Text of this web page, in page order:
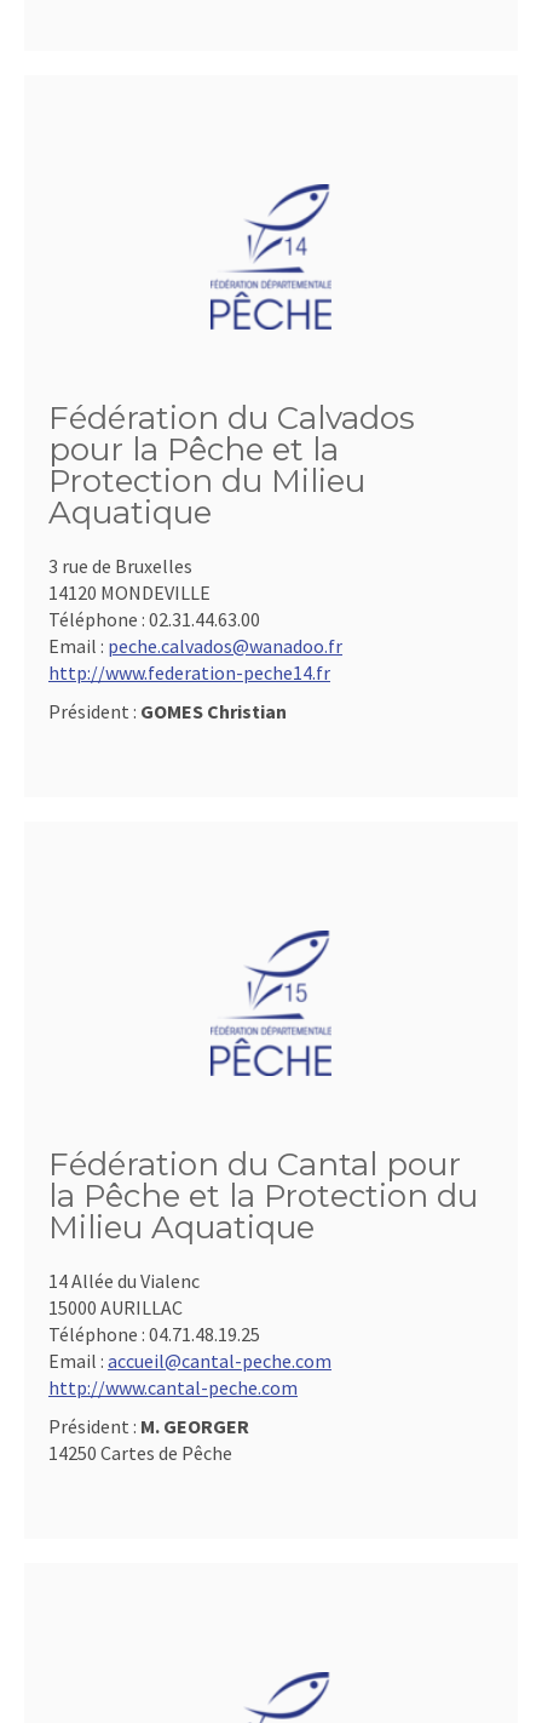
Fédération du Calvados
pour la Pêche et la
Protection du Milieu
Aquatique
3 rue de Bruxelles
14120 MONDEVILLE
Téléphone : 02.31.44.63.00
Email : peche.calvados@wanadoo.fr
http://www.federation-peche14.fr
Président : GOMES Christian
Fédération du Cantal pour
la Pêche et la Protection du
Milieu Aquatique
14 Allée du Vialenc
15000 AURILLAC
Téléphone : 04.71.48.19.25
Email : accueil@cantal-peche.com
http://www.cantal-peche.com
Président : M. GEORGER
14250 Cartes de Pêche